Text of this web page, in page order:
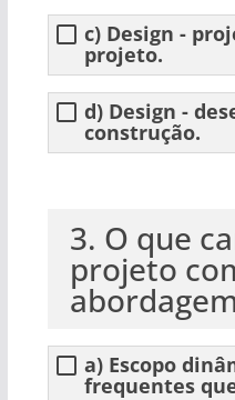
c) Design -
projeto.
d) Design -
construção.
3. O que
projeto
a) Escopo
frequentes